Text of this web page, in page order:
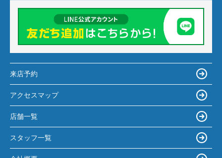
来店予約
アクセスマップ
店舗一覧
スタッフ一覧